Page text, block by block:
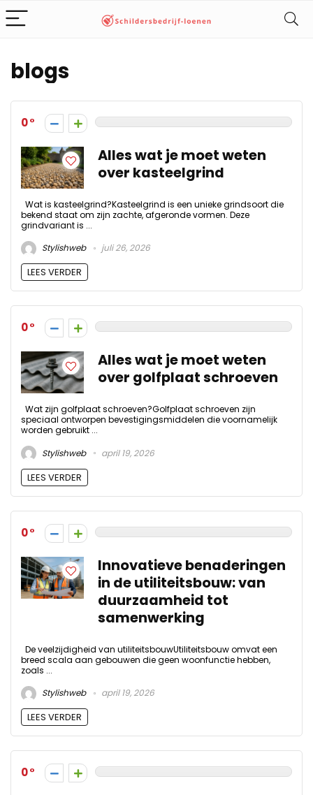
blogs
0
Alles wat je moet weten
over kasteelgrind
Wat is kasteelgrind?Kasteelgrind is een unieke grindsoort die
bekend staat om zijn zachte, afgeronde vormen. Deze
grindvariant is ...
Stylishweb
juli 26, 2026
LEES VERDER
0
Alles wat je moet weten
over golfplaat schroeven
Wat zijn golfplaat schroeven?Golfplaat schroeven zijn
speciaal ontworpen bevestigingsmiddelen die voornamelijk
worden gebruikt ...
Stylishweb
april 19, 2026
LEES VERDER
0
Innovatieve benaderingen
in de utiliteitsbouw: van
duurzaamheid tot
samenwerking
De veelzijdigheid van utiliteitsbouwUtiliteitsbouw omvat een
breed scala aan gebouwen die geen woonfunctie hebben,
zoals ...
Stylishweb
april 19, 2026
LEES VERDER
0